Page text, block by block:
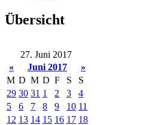
Übersicht
27. Juni 2017
«
Juni 2017
»
M D M D F S
S
29 30 31 1 2 3
4
5
6 7 8 9 10 11
12 13 14 15 16 17 18